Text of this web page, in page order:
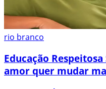
rio branco
Educação
amor quer mudar